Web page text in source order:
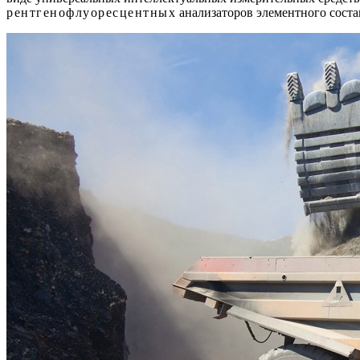
рентгенофлуоресцентных анализаторов элементного